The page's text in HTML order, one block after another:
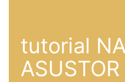
tutorial